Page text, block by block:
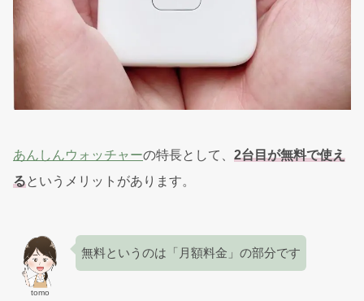
あんしんウォッチャーの特長として、 2台目が無料で使え
るというメリットがあります。
tomo
無料というのは「月額料金」の部分です